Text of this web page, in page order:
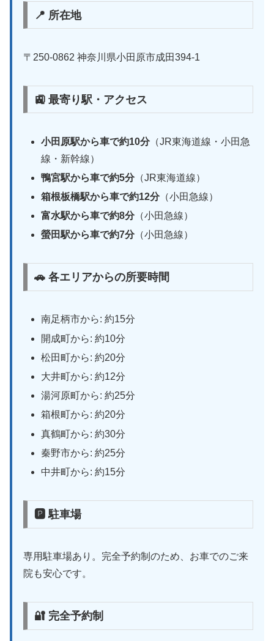
📍 所在地
〒250-0862 神奈川県小田原市成田394-1
🚉 最寄り駅・アクセス
小田原駅から車で約10分（JR東海道線・小田急
線・新幹線）
鴨宮駅から車で約5分（JR東海道線）
箱根板橋駅から車で約12分（小田急線）
富水駅から車で約8分（小田急線）
螢田駅から車で約7分（小田急線）
🚗 各エリアからの所要時間
南足柄市から: 約15分
開成町から: 約10分
松田町から: 約20分
大井町から: 約12分
湯河原町から: 約25分
箱根町から: 約20分
真鶴町から: 約30分
秦野市から: 約25分
中井町から: 約15分
🅿 駐車場
専用駐車場あり。完全予約制のため、お車でのご来
院も安心です。
🔐 完全予約制